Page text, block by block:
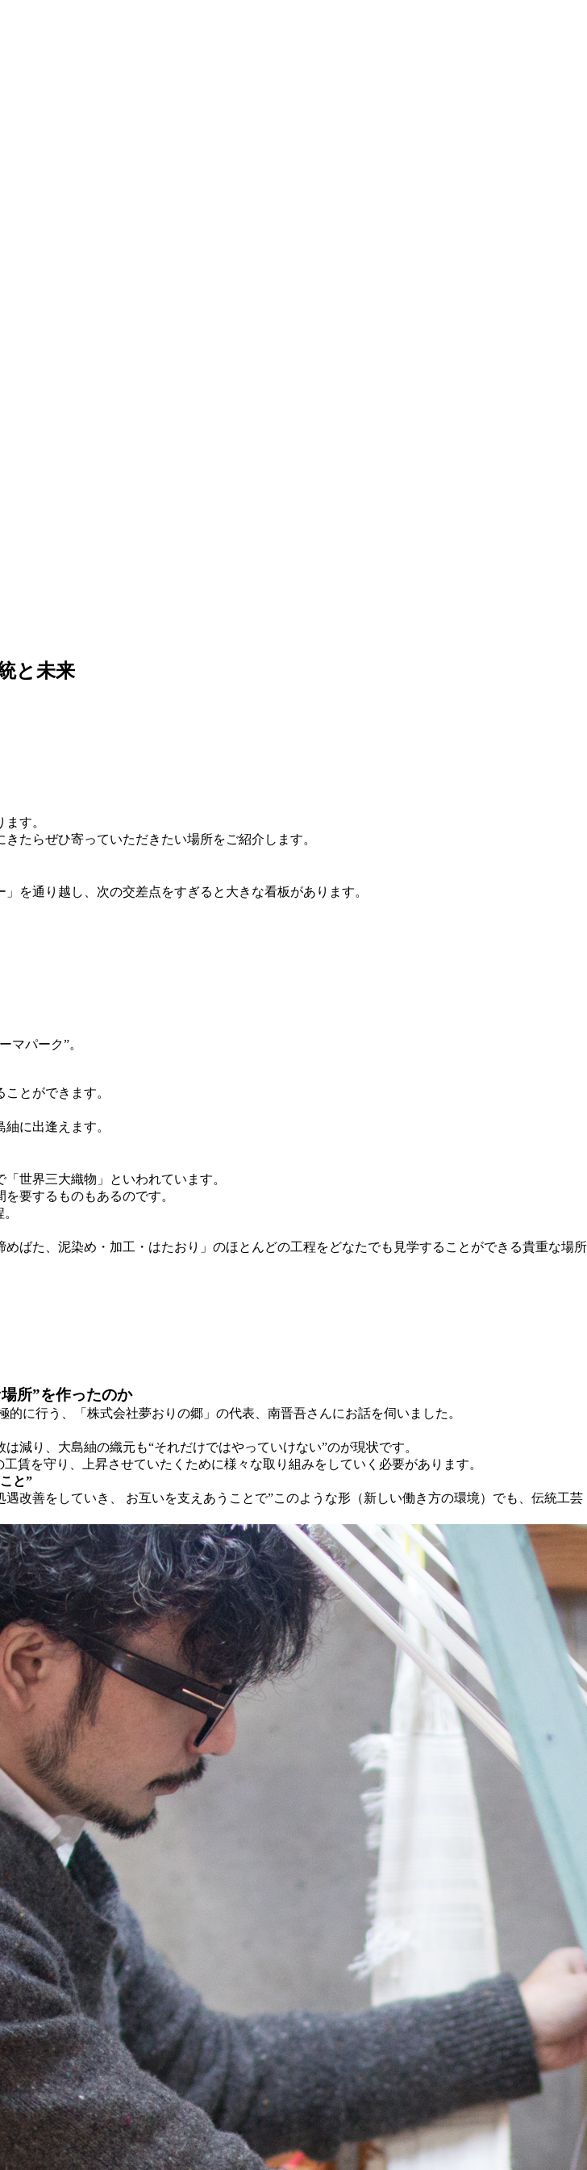
と未来
す。
たらぜひ寄っていただきたい場所をご紹介します。
を通り越し、次の交差点をすぎると大きな看板があります。
マパーク”。
とができます。
に出逢えます。
世界三大織物」といわれています。
要するものもあるのです。
ばた、泥染め・加工・はたおり」のほとんどの工程をどなたでも見学することができる貴重な場所
所”を作ったのか
に行う、「株式会社夢おりの郷」の代表、南晋吾さんにお話を伺いました。
減り、大島紬の織元も“それだけではやっていけない”のが現状です。
賃を守り、上昇させていたくために様々な取り組みをしていく必要があります。
と”
改善をしていき、 お互いを支えあうことで”このような形（新しい働き方の環境）でも、伝統工芸